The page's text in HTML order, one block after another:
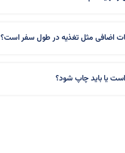
اضافی مثل تغذیه در طول سفر است؟
است یا باید چاپ شود؟